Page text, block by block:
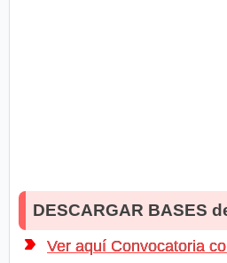
DESCARGAR BASES
Ver aquí Convocatoria